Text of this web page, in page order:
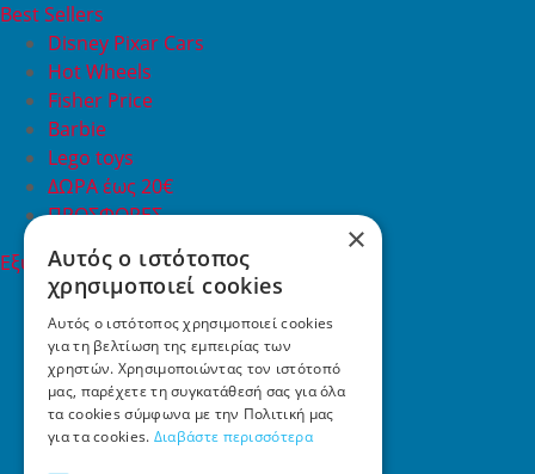
Best Sellers
Disney Pixar Cars
Hot Wheels
Fisher Price
Barbie
Lego toys
ΔΩΡΑ έως 20€
ΠΡΟΣΦΟΡΕΣ
Εξυπηρέτηση Πελατών
Εξυπηρέτηση πελατών
Συχνές ερωτήσεις
Όροι χρήσης
Τρόποι Πληρωμής
Επιστροφές
Επικοινωνία
×
Αυτός ο ιστότοπος
χρησιμοποιεί cookies
Αυτός ο ιστότοπος χρησιμοποιεί cookies
για τη βελτίωση της εμπειρίας των
χρηστών. Χρησιμοποιώντας τον ιστότοπό
μας, παρέχετε τη συγκατάθεσή σας για όλα
τα cookies σύμφωνα με την Πολιτική μας
για τα cookies. Διαβάστε περισσότερα